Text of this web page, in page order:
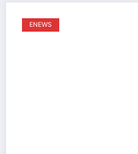
ENEWS